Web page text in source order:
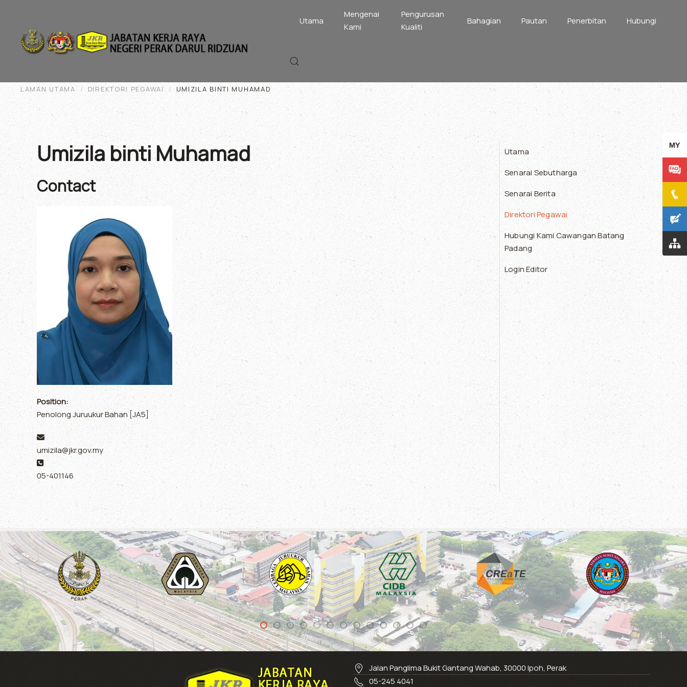
Utama
Mengenai
Kami
Pengurusan
Kualiti
Bahagian Pautan Penerbitan Hubungi
LAMAN UTAMA DIREKTORI PEGAWAI UMIZILA BINTI MUHAMAD
Umizila binti Muhamad
Contact
Position:
Penolong Juruukur Bahan [JA5]
Email:
umizila@jkr.gov.my
Phone:
05-401146
Utama
Senarai Sebutharga
Senarai Berita
Direktori Pegawai
Hubungi Kami Cawangan Batang
Padang
Login Editor
Jalan Panglima Bukit Gantang Wahab, 30000 Ipoh, Perak
05-245 4041